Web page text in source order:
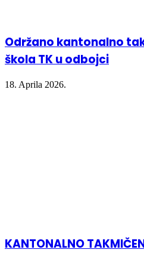
Održano kantonalno
škola TK u odbojci
18. Aprila 2026.
KANTONALNO